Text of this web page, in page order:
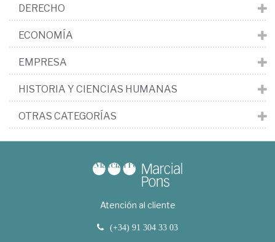
DERECHO
ECONOMÍA
EMPRESA
HISTORIA Y CIENCIAS HUMANAS
OTRAS CATEGORÍAS
Atención al cliente
(+34) 91 304 33 03